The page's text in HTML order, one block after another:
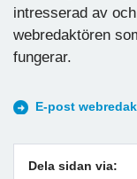
intresserad av
webredaktören
fungerar.
E-post
Dela sidan via: